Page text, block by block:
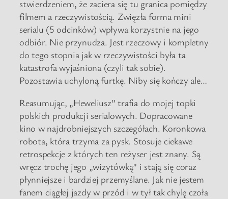
stwierdzeniem, że zaciera się tu granica pomiędzy
filmem a rzeczywistością. Zwięzła forma mini
serialu (5 odcinków) wpływa korzystnie na jego
odbiór. Nie przynudza. Jest rzeczowy i kompletny
do tego stopnia jak w rzeczywistości była ta
katastrofa wyjaśniona (czyli tak sobie).
Pozostawia uchyloną furtkę. Niby się kończy ale…
Reasumując, „Heweliusz” trafia do mojej topki
polskich produkcji serialowych. Dopracowane
kino w najdrobniejszych szczegółach. Koronkowa
robota, która trzyma za pysk. Stosuje ciekawe
retrospekcje z których ten reżyser jest znany. Są
wręcz trochę jego „wizytówką” i stają się coraz
płynniejsze i bardziej przemyślane. Jak nie jestem
fanem ciągłej jazdy w przód i w tył tak chylę czoła